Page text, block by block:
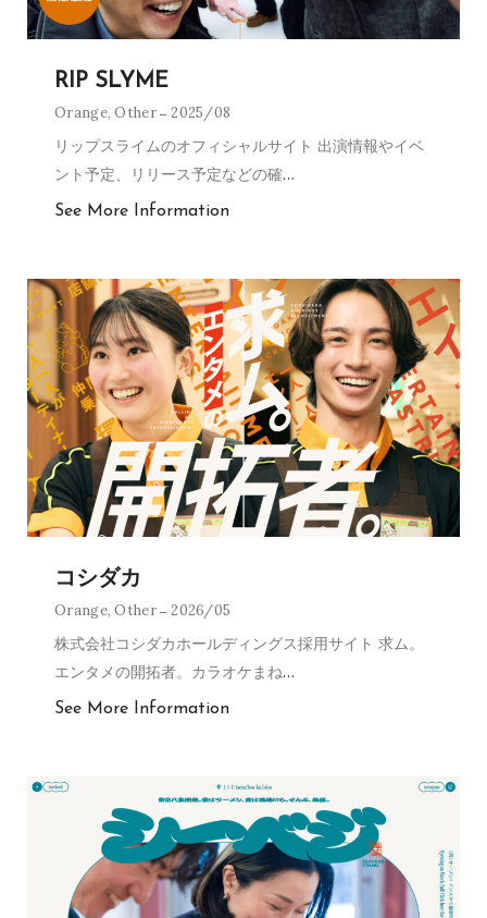
RIP SLYME
Orange,Other 2025/08
リップスライムのオフィシャルサイト 出演情報やイベ
ント予定、リリース予定などの確…
See More Information
コシダカ
Orange,Other 2026/05
株式会社コシダカホールディングス採用サイト 求ム。
エンタメの開拓者。カラオケまね…
See More Information